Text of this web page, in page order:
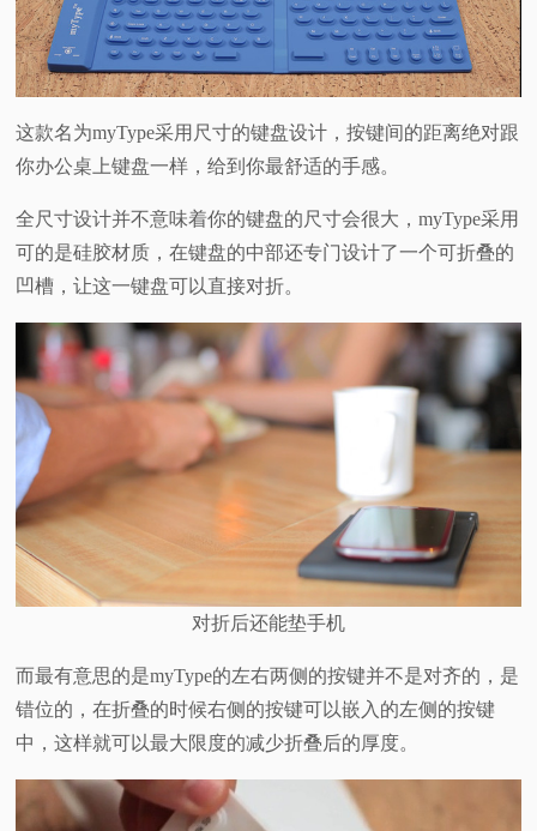
这款名为myType采用尺寸的键盘设计，按键间的距离绝对跟
你办公桌上键盘一样，给到你最舒适的手感。
全尺寸设计并不意味着你的键盘的尺寸会很大，myType采用
可的是硅胶材质，在键盘的中部还专门设计了一个可折叠的
凹槽，让这一键盘可以直接对折。
对折后还能垫手机
而最有意思的是myType的左右两侧的按键并不是对齐的，是
错位的，在折叠的时候右侧的按键可以嵌入的左侧的按键
中，这样就可以最大限度的减少折叠后的厚度。